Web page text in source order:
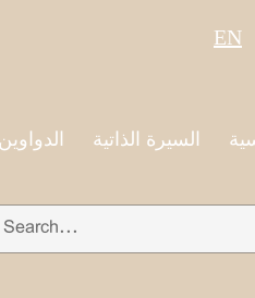
EN
السيرة الذاتية الدواوين